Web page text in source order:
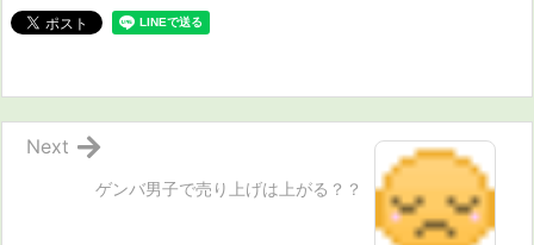
ゲンバ男子で売り上げは上がる？？
Next